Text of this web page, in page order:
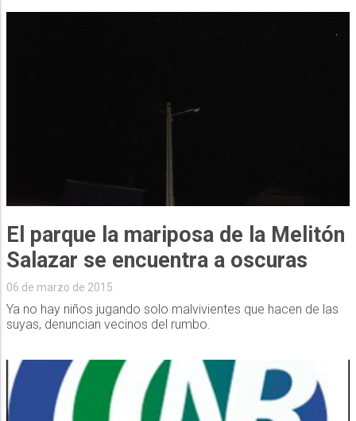
El parque la mariposa de la Melitón
Salazar se encuentra a oscuras
06 de marzo de 2015
Ya no hay niños jugando solo malvivientes que hacen de las
suyas, denuncian vecinos del rumbo.